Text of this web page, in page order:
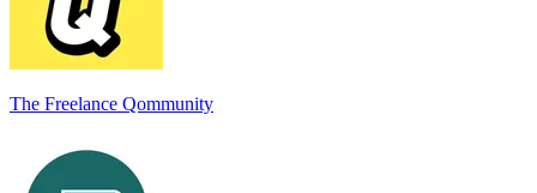
The Freelance Qommunity